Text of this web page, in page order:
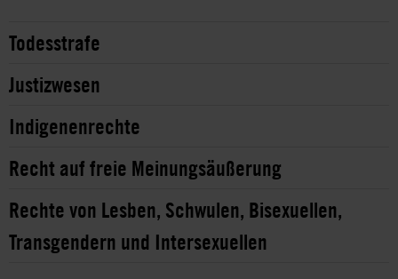
Todesstrafe
Justizwesen
Indigenenrechte
Recht auf freie Meinungsäußerung
Rechte von Lesben, Schwulen, Bisexuellen,
Transgendern und Intersexuellen